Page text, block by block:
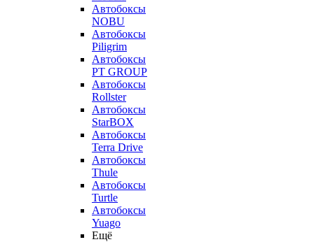
Автобоксы
NOBU
Автобоксы
Piligrim
Автобоксы
PT GROUP
Автобоксы
Rollster
Автобоксы
StarBOX
Автобоксы
Terra Drive
Автобоксы
Thule
Автобоксы
Turtle
Автобоксы
Yuago
Ещё